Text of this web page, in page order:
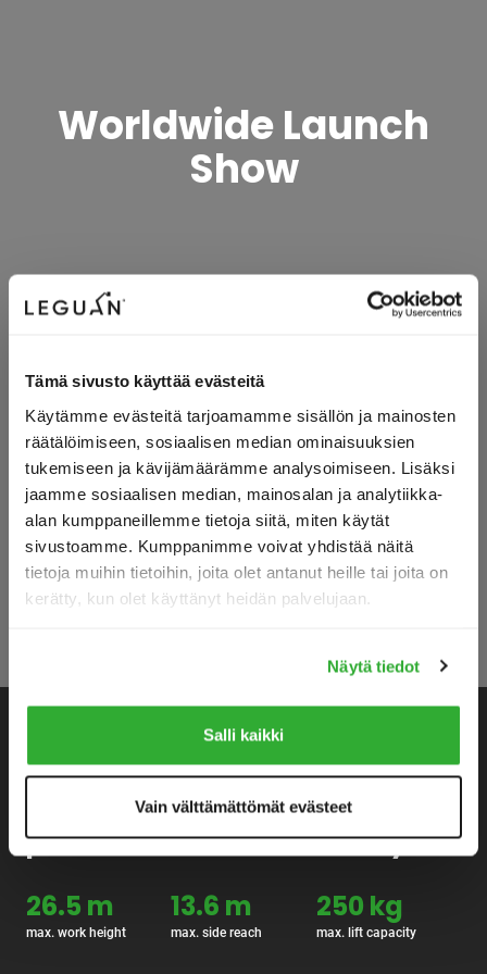
Tämä sivusto käyttää evästeitä
Käytämme evästeitä tarjoamamme sisällön ja mainosten
räätälöimiseen, sosiaalisen median ominaisuuksien
tukemiseen ja kävijämäärämme analysoimiseen. Lisäksi
jaamme sosiaalisen median, mainosalan ja analytiikka-
alan kumppaneillemme tietoja siitä, miten käytät
sivustoamme. Kumppanimme voivat yhdistää näitä
tietoja muihin tietoihin, joita olet antanut heille tai joita on
kerätty, kun olet käyttänyt heidän palvelujaan.
Näytä tiedot
Salli kaikki
Vain välttämättömät evästeet
Worldwide Launch
Show
Please accept
cookies to watch this
Redefining all-terrain
performance and efficiency.
26.5 m
max. work height
13.6 m
max. side reach
250 kg
max. lift capacity